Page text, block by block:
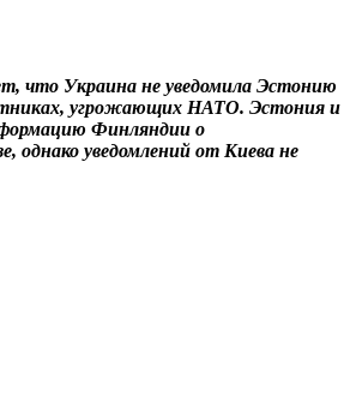
что Украина не уведомила Эстонию
угрожающих НАТО. Эстония и
Финляндии о
однако уведомлений от Киева не